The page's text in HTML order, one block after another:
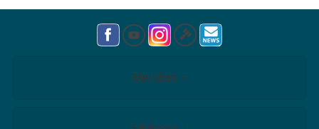
Meridian